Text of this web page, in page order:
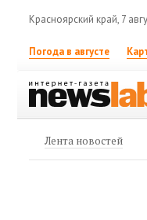
Красноярский край, 7
Погода в августе
Лента новостей